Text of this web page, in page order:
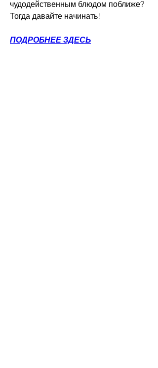
чудодейственным блюдом поближе?
Тогда давайте начинать!
ПОДРОБНЕЕ ЗДЕСЬ